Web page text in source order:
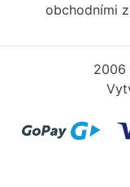
obchodními
2006